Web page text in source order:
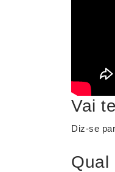
Vai
Diz-se
Qual